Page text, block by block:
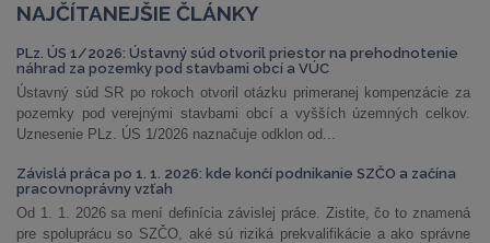
NAJČÍTANEJŠIE ČLÁNKY
PLz. ÚS 1/2026: Ústavný súd otvoril priestor na prehodnotenie
náhrad za pozemky pod stavbami obcí a VÚC
Ústavný súd SR po rokoch otvoril otázku primeranej kompenzácie za
pozemky pod verejnými stavbami obcí a vyšších územných celkov.
Uznesenie PLz. ÚS 1/2026 naznačuje odklon od...
Závislá práca po 1. 1. 2026: kde končí podnikanie SZČO a začína
pracovnoprávny vzťah
Od 1. 1. 2026 sa mení definícia závislej práce. Zistite, čo to znamená
pre spoluprácu so SZČO, aké sú riziká prekvalifikácie a ako správne